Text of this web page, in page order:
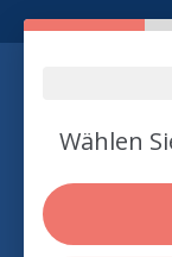
Wählen